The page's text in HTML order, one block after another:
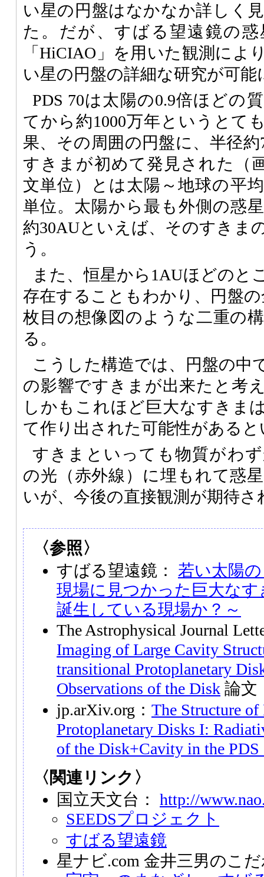
い星の円盤はなかなか詳しく
た。だが、すばる望遠鏡の
「HiCIAO」を用いた観測によ
い星の円盤の詳細な研究が可能
PDS 70は太陽の0.9倍ほどの
てから約1000万年というとて
果、その周囲の円盤に、半径
すきまが初めて発見された（
文単位）とは太陽～地球の平
単位。太陽から最も外側の惑
約30AUといえば、そのすきま
う。
また、恒星から1AUほどのと
存在することもわかり、円盤
枚目の想像図のような二重の
る。
こうした構造では、円盤の中
の影響ですきまが出来たと考
しかもこれほど巨大なすきま
て作り出された可能性があると
すきまといっても物質がわ
の光（赤外線）に埋もれて惑
いが、今後の直接観測が期待さ
〈参照〉
すばる望遠鏡： 若い太陽
現場に見つかった巨大な
誕生している現場か？～
The Astrophysical Journal
Imaging of Large Cavity
transitional Protoplanetary
Observations of the Disk 論文
jp.arXiv.org： The Structure
Protoplanetary Disks I:
of the Disk+Cavity in the PDS
〈関連リンク〉
国立天文台： http://
SEEDSプロジェクト
すばる望遠鏡
星ナビ.com 金井三男のこ